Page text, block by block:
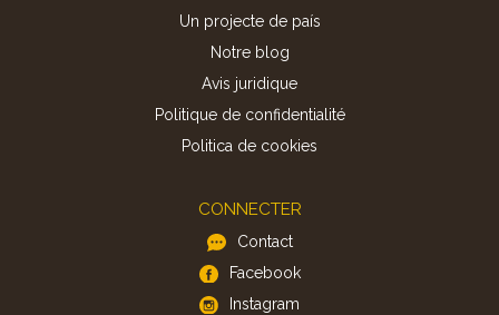
Un projecte de país
Notre blog
Avis juridique
Politique de confidentialité
Politica de cookies
CONNECTER
Contact
Facebook
Instagram